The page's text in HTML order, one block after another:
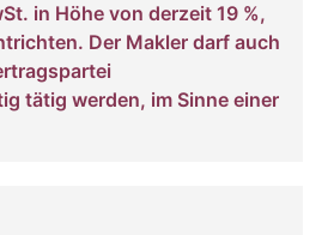
in Höhe von derzeit 19 %,
Der Makler darf auch
tätig werden, im Sinne einer